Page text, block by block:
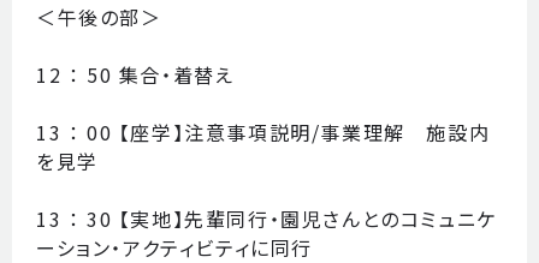
＜午後の部＞
12 ： 50 集合・着替え
13 ： 00 【座学】注意事項説明/事業理解 施設内
を見学
13 ： 30 【実地】先輩同行・園児さんとのコミュニケ
ーション・アクティビティに同行